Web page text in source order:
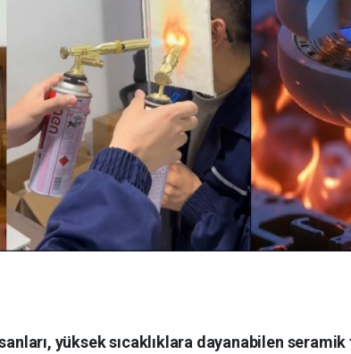
yüksek sıcaklıklara dayanabilen